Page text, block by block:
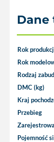
Dane
Rok
Rok
Rodzaj
DMC (kg)
Kraj
Przebieg
Pojemność